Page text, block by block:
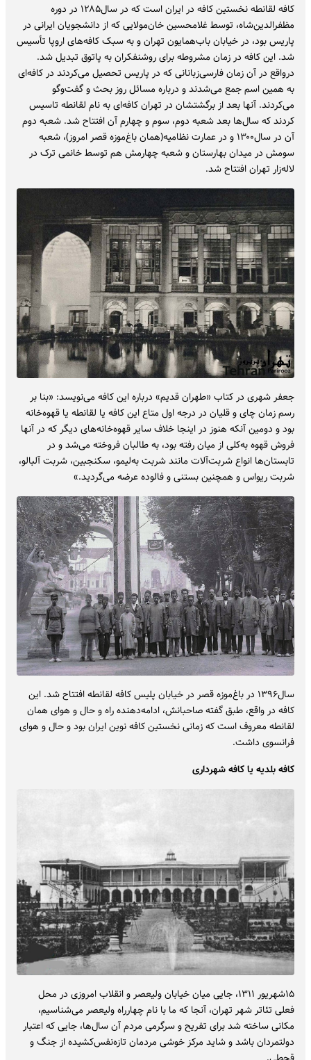
کافه لقانطه نخستین کافه در ایران است که در سال۱۲۸۵ در دوره
مظفرالدین‌شاه، توسط غلامحسین خان‌مولایی که از دانشجویان ایرانی در
پاریس بود، در خیابان باب‌همایون تهران و به سبک کافه‌های اروپا تأسیس
شد. این کافه در زمان مشروطه برای روشنفکران به پاتوق تبدیل شد.
درواقع در آن زمان فارسی‌زبانانی که در پاریس تحصیل می‌کردند در کافه‌ای
به همین اسم جمع می‌شدند و درباره مسائل روز بحث و گفت‌وگو
می‌کردند. آنها بعد از برگشتشان در تهران کافه‌ای به نام لقانطه تاسیس
کردند که سال‌ها بعد شعبه دوم، سوم و چهارم آن افتتاح شد. شعبه دوم
آن در سال۱۳۰۰ و در عمارت نظامیه(همان باغ‌موزه قصر امروز)، شعبه
سومش در میدان بهارستان و شعبه چهارمش هم توسط خانمی ترک در
لاله‌زار تهران افتتاح شد.
جعفر شهری در کتاب «طهران قدیم» درباره این کافه می‌نویسد: «بنا بر
رسم زمان چای و قلیان در درجه اول متاع این کافه یا لقانطه یا قهوه‌خانه
بود و دومین آنکه هنوز در اینجا خلاف سایر قهوه‌خانه‌های دیگر که در آنها
فروش قهوه به‌کلی از میان رفته بود، به طالبان فروخته می‌شد و در
تابستان‌ها انواع شربت‌آلات مانند شربت به‌لیمو، سکنجبین، شربت آلبالو،
شربت ریواس و همچنین بستنی و فالوده عرضه می‌گردید.»
سال۱۳۹۶ در باغ‌موزه قصر در خیابان پلیس کافه لقانطه افتتاح شد. این
کافه در واقع، طبق گفته صاحبانش، ادامه‌دهنده راه و حال و هوای همان
لقانطه معروف است که زمانی نخستین کافه نوین ایران بود و حال و هوای
فرانسوی داشت.
کافه بلدیه یا کافه شهرداری
۱۵شهریور ۱۳۱۱، جایی میان خیابان ولیعصر و انقلاب امروزی در محل
فعلی تئاتر شهر تهران، آنجا که ما با نام چهارراه ولیعصر می‌شناسیم،
مکانی ساخته شد برای تفریح و سرگرمی مردم آن سال‌ها، جایی که اعتبار
دولتمردان باشد و شاید مرکز خوشی مردمان تازه‌نفس‌کشیده از جنگ و